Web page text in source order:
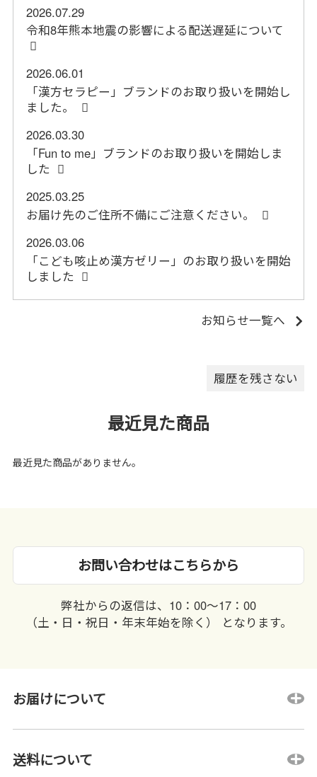
2026.07.29
令和8年熊本地震の影響による配送遅延について
2026.06.01
「漢方セラピー」ブランドのお取り扱いを開始し
ました。
2026.03.30
「Fun to me」ブランドのお取り扱いを開始しま
した
2025.03.25
お届け先のご住所不備にご注意ください。
2026.03.06
「こども咳止め漢方ゼリー」のお取り扱いを開始
しました
お知らせ一覧へ
履歴を残さない
最近見た商品
最近見た商品がありません。
お問い合わせはこちらから
弊社からの返信は、10：00〜17：00
（土・日・祝日・年末年始を除く） となります。
お届けについて
送料について